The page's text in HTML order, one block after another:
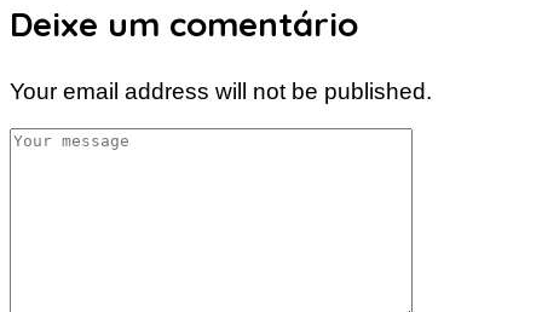
Deixe um comentário
Your email address will not be published.